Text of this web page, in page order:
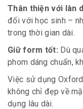
Thân thiện với làn
đối với học sinh –
trong thời gian dài.
Giữ form tốt: Dù
phom dáng chuẩn,
Việc sử dụng
không chỉ đẹp về
dụng lâu dài.